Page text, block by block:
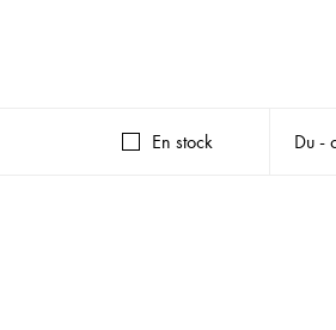
Du -
En stock